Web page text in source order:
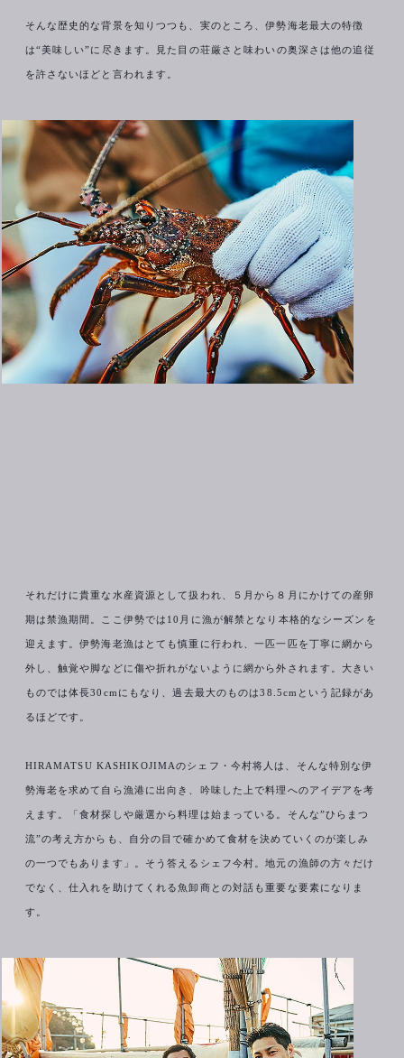
そんな歴史的な背景を知りつつも、実のところ、伊勢海老最大の特徴
は“美味しい”に尽きます。見た目の荘厳さと味わいの奥深さは他の追従
を許さないほどと言われます。
それだけに貴重な水産資源として扱われ、５月から８月にかけての産卵
期は禁漁期間。ここ伊勢では10月に漁が解禁となり本格的なシーズンを
迎えます。伊勢海老漁はとても慎重に行われ、一匹一匹を丁寧に網から
外し、触覚や脚などに傷や折れがないように網から外されます。大きい
ものでは体長30cmにもなり、過去最大のものは38.5cmという記録があ
るほどです。
HIRAMATSU KASHIKOJIMAのシェフ・今村将人は、そんな特別な伊
勢海老を求めて自ら漁港に出向き、吟味した上で料理へのアイデアを考
えます。「食材探しや厳選から料理は始まっている。そんな”ひらまつ
流”の考え方からも、自分の目で確かめて食材を決めていくのが楽しみ
の一つでもあります」。そう答えるシェフ今村。地元の漁師の方々だけ
でなく、仕入れを助けてくれる魚卸商との対話も重要な要素になりま
す。